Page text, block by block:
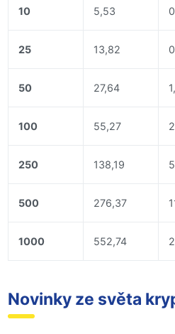
10 5,53
25 13,82
50 27,64
100 55,27
250 138,19
500 276,37
1000 552,74
Novinky ze světa